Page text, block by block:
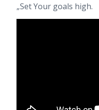
„Set Your goals high.